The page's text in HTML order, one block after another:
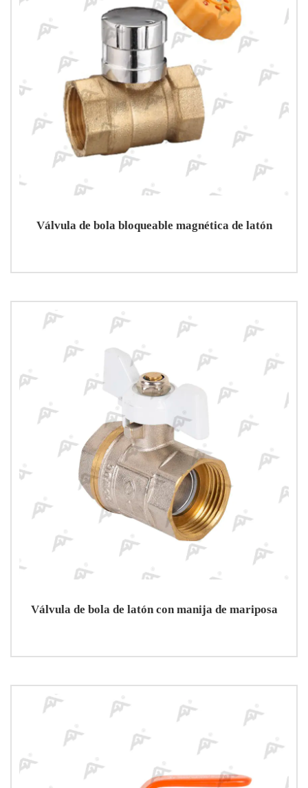
Válvula de bola bloqueable magnética de latón
Válvula de bola de latón con manija de mariposa